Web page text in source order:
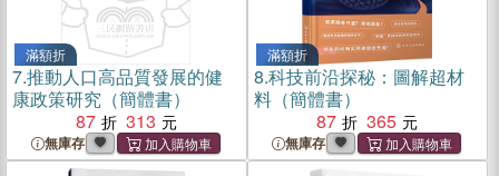
滿額折
7.推動人口高品質發展的健
康政策研究（簡體書）
87
313
無庫存
滿額折
8.科技前沿探秘：圖解超材
料（簡體書）
87
365
無庫存